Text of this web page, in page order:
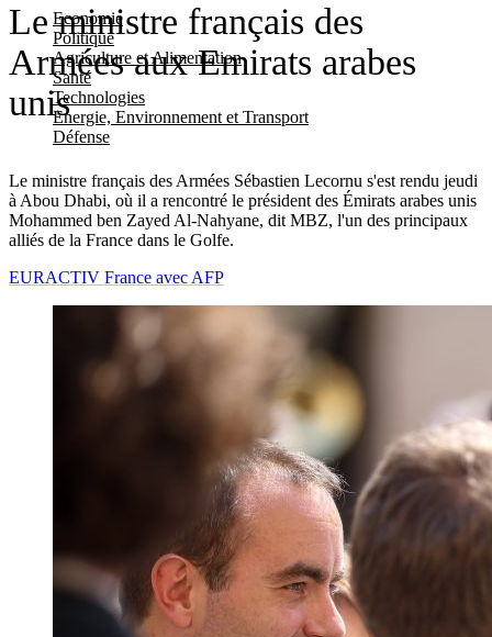
Economie
Politique
Agriculture et Alimentation
Santé
Technologies
Energie, Environnement et Transport
Défense
Le ministre français des
Armées aux Emirats arabes
unis
Le ministre français des Armées Sébastien Lecornu s'est rendu jeudi
à Abou Dhabi, où il a rencontré le président des Émirats arabes unis
Mohammed ben Zayed Al-Nahyane, dit MBZ, l'un des principaux
alliés de la France dans le Golfe.
EURACTIV France avec AFP